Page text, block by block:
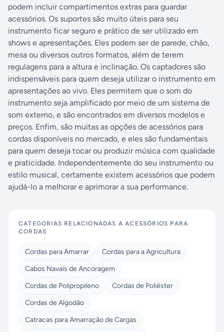
podem incluir compartimentos extras para guardar
acessórios. Os suportes são muito úteis para seu
instrumento ficar seguro e prático de ser utilizado em
shows e apresentações. Eles podem ser de parede, chão,
mesa ou diversos outros formatos, além de terem
regulagens para a altura e inclinação. Os captadores são
indispensáveis para quem deseja utilizar o instrumento em
apresentações ao vivo. Eles permitem que o som do
instrumento seja amplificado por meio de um sistema de
som externo, e são encontrados em diversos modelos e
preços. Enfim, são muitas as opções de acessórios para
cordas disponíveis no mercado, e eles são fundamentais
para quem deseja tocar ou produzir música com qualidade
e praticidade. Independentemente do seu instrumento ou
estilo musical, certamente existem acessórios que podem
ajudá-lo a melhorar e aprimorar a sua performance.
CATEGORIAS RELACIONADAS AACESSÓRIOS PARA
CORDAS
Cordas para Amarrar
Cordas para a Agricultura
Cabos Navais de Ancoragem
Cordas de Polipropileno
Cordas de Poliéster
Cordas de Algodão
Catracas para Amarração de Cargas